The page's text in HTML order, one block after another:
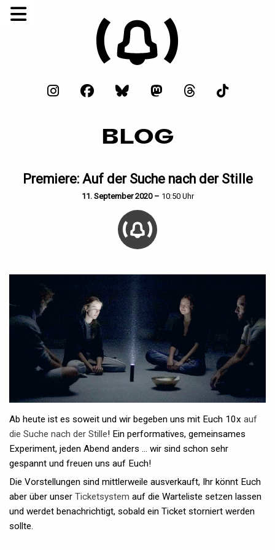
BLOG
Premiere: Auf der Suche nach der Stille
11. September 2020 – 10:50 Uhr
Ab heute ist es soweit und wir begeben uns mit Euch 10x auf
die Suche nach der Stille! Ein performatives, gemeinsames
Experiment, jeden Abend anders ... wir sind schon sehr
gespannt und freuen uns auf Euch!
Die Vorstellungen sind mittlerweile ausverkauft, Ihr könnt Euch
aber über unser Ticketsystem auf die Warteliste setzen lassen
und werdet benachrichtigt, sobald ein Ticket storniert werden
sollte.